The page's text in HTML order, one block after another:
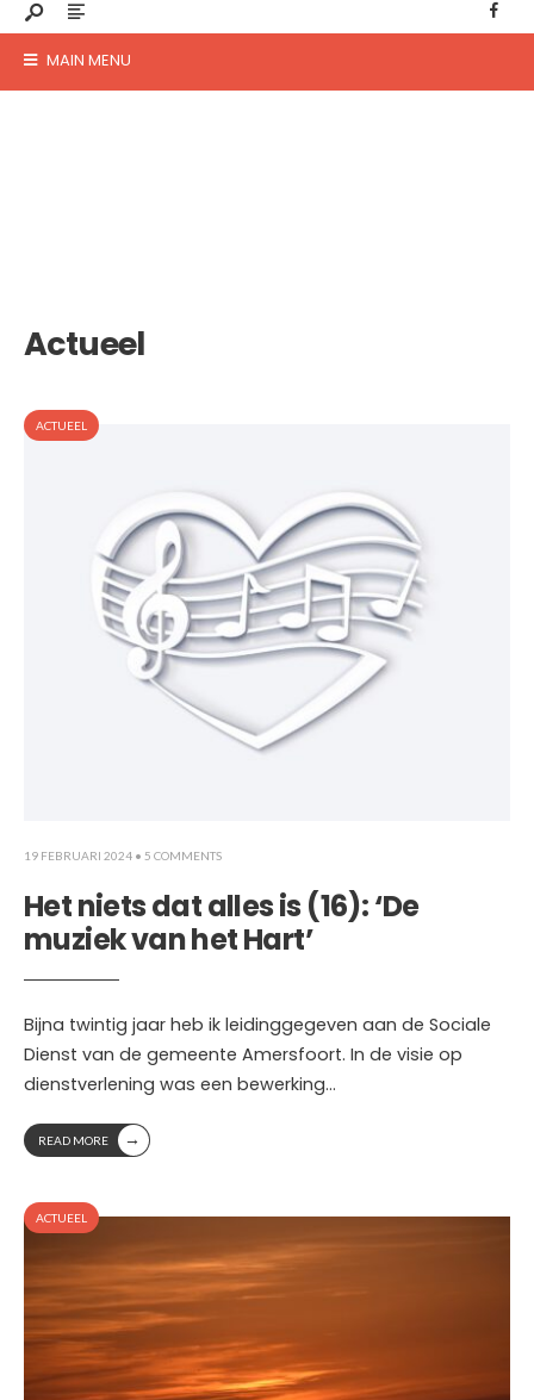
MAIN MENU
Actueel
ACTUEEL
19 FEBRUARI 2024 • 5 COMMENTS
Het niets dat alles is (16): ‘De
muziek van het Hart’
Bijna twintig jaar heb ik leidinggegeven aan de Sociale
Dienst van de gemeente Amersfoort. In de visie op
dienstverlening was een bewerking...
READ MORE →
ACTUEEL